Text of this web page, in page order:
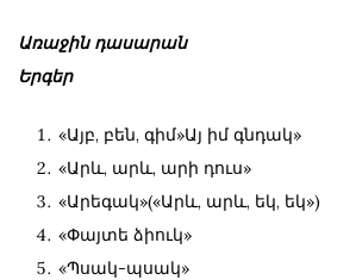
Առաջին դասարան
Երգեր
«Այբ, բեն, գիմ»Այ իմ գնդակ»
«Արև, արև, արի դուս»
«Արեգակ»(«Արև, արև, եկ, եկ»)
«Փայտե ձիուկ»
«Պսակ-պսակ»